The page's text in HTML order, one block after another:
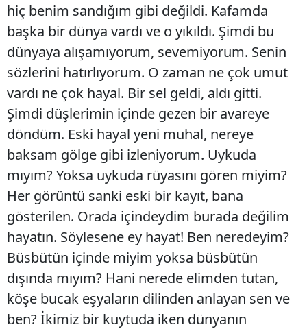
hiç benim sandığım gibi değildi. Kafamda
başka bir dünya vardı ve o yıkıldı. Şimdi bu
dünyaya alışamıyorum, sevemiyorum. Senin
sözlerini hatırlıyorum. O zaman ne çok umut
vardı ne çok hayal. Bir sel geldi, aldı gitti.
Şimdi düşlerimin içinde gezen bir avareye
döndüm. Eski hayal yeni muhal, nereye
baksam gölge gibi izleniyorum. Uykuda
mıyım? Yoksa uykuda rüyasını gören miyim?
Her görüntü sanki eski bir kayıt, bana
gösterilen. Orada içindeydim burada değilim
hayatın. Söylesene ey hayat! Ben neredeyim?
Büsbütün içinde miyim yoksa büsbütün
dışında mıyım? Hani nerede elimden tutan,
köşe bucak eşyaların dilinden anlayan sen ve
ben? İkimiz bir kuytuda iken dünyanın